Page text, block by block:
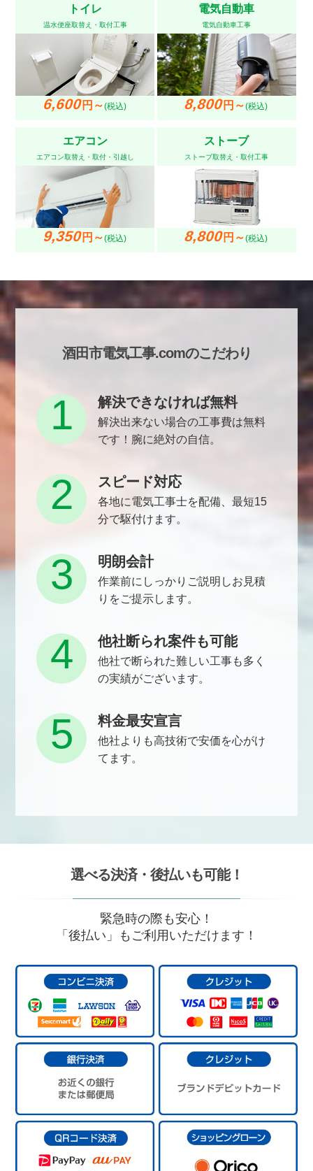
トイレ
温水便座取替え・取付工事
6,600円～(税込)
電気自動車
電気自動車工事
8,800円～(税込)
エアコン
エアコン取替え・取付・引越し
9,350円～(税込)
ストーブ
ストーブ取替え・取付工事
8,800円～(税込)
酒田市電気工事.comのこだわり
解決できなければ無料
解決出来ない場合の工事費は無料
です！腕に絶対の自信。
1
スピード対応
各地に電気工事士を配備、最短15
分で駆付けます。
2
明朗会計
作業前にしっかりご説明しお見積
りをご提示します。
3
他社断られ案件も可能
他社で断られた難しい工事も多く
の実績がございます。
4
料金最安宣言
他社よりも高技術で安価を心がけ
てます。
5
選べる決済・後払いも可能！
緊急時の際も安心！
「後払い」もご利用いただけます！